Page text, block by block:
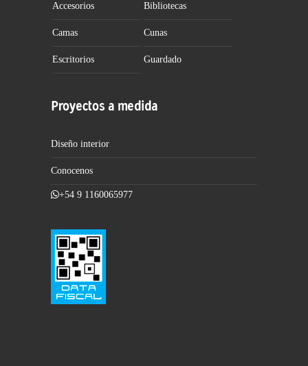
Accesorios Bibliotecas
Camas Cunas
Escritorios Guardado
Proyectos a medida
Diseño interior
Conocenos
+54 9 1160065977